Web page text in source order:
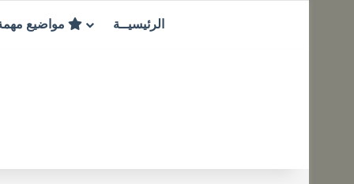
الرئيسيــة مواضيع